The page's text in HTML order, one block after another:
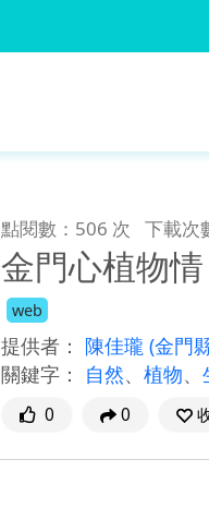
點閱數：506 次 下載次
金門心植物情
web
提供者： 陳佳瓏 (金門
關鍵字：
自然、 植物、
0 0